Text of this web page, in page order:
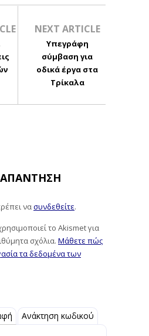
NEXT ARTICLE
Υπεγράφη
σύμβαση για
οδικά έργα στα
Τρίκαλα
νασυνδεθείτε.
το Akismet για
σχόλια. Μάθετε πώς
τα δεδομένα των
Ανάκτηση κωδικού